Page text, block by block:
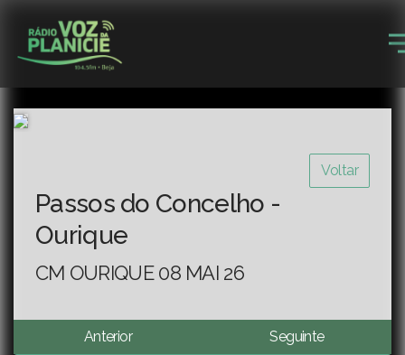
Voltar
Passos do Concelho -
Ourique
CM OURIQUE 08 MAI 26
Anterior Seguinte